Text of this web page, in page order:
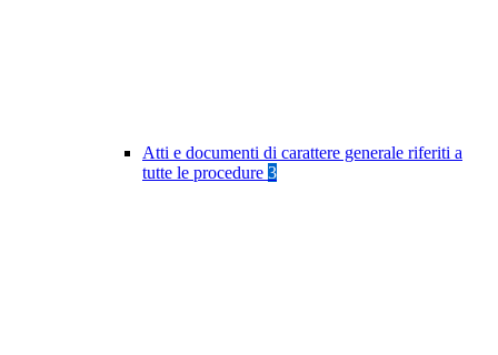
Atti e documenti di carattere generale riferiti a
tutte le procedure 3